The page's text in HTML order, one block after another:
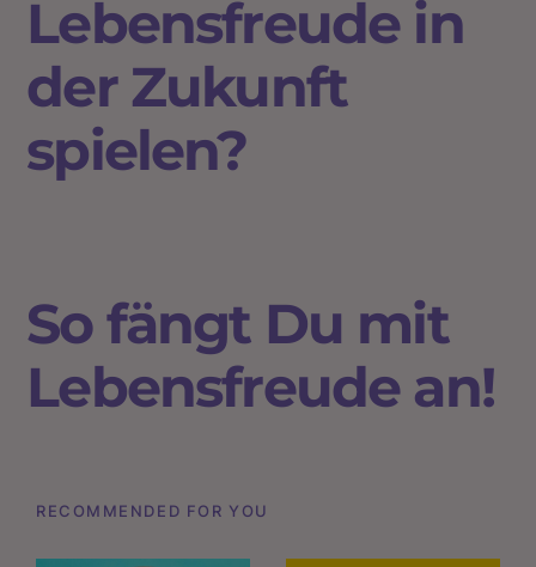
Lebensfreude in
der Zukunft
spielen?
So fängt Du mit
Lebensfreude an!
RECOMMENDED FOR YOU